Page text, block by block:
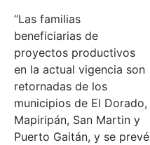
“Las familias
beneficiarias de
proyectos productivos
en la actual vigencia son
retornadas de los
municipios de El Dorado,
Mapiripán, San Martin y
Puerto Gaitán, y se prevé